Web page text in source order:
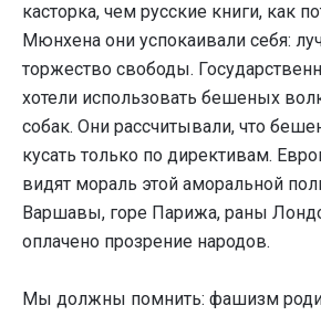
касторка, чем русские книги, как
Мюнхена они успокаивали себя:
торжество свободы.
хотели использовать бешеных
собак. Они рассчитывали, что
кусать только по директивам.
видят мораль этой аморальной
Варшавы, горе Парижа, раны
оплачено прозрение народов.
Мы должны помнить: фашизм